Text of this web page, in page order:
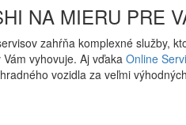
NA MIERU PRE
zahŕňa komplexné služby,
vyhovuje. Aj vďakaOnline
vozidla za veľmi